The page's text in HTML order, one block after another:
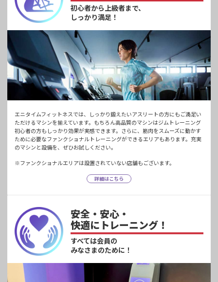
初心者から上級者まで、
しっかり満足！
エニタイムフィットネスでは、しっかり鍛えたいアスリートの方にもご満足い
ただけるマシンを揃えています。もちろん高品質のマシンはジムトレーニング
初心者の方もしっかり効果が実感できます。さらに、筋肉をスムーズに動かす
ために必要なファンクショナルトレーニングができるエリアもあります。充実
のマシンと設備を、ぜひお試しください。
※ファンクショナルエリアは設置されていない店舗もございます。
詳細はこちら
安全・安心・
快適にトレーニング！
すべては会員の
みなさまのために！